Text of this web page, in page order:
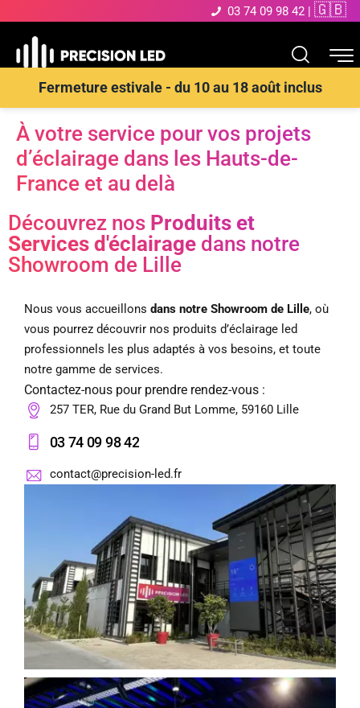
03 74 09 98 42 | 🇬🇧
Fermeture estivale - du 10 au 18 août inclus
À votre service pour vos projets
d’éclairage dans les Hauts-de-
France et au delà
Découvrez nos Produits et
Services d'éclairage dans notre
Showroom de Lille
Nous vous accueillons dans notre Showroom de Lille, où
vous pourrez découvrir nos produits d’éclairage led
professionnels les plus adaptés à vos besoins, et toute
notre gamme de services.
Contactez-nous pour prendre rendez-vous :
257 TER, Rue du Grand But Lomme, 59160 Lille
03 74 09 98 42
contact@precision-led.fr